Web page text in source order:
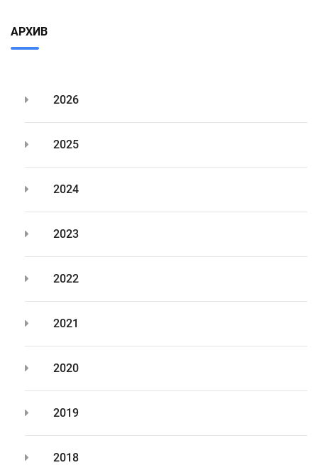
АРХИВ
2026
2025
2024
2023
2022
2021
2020
2019
2018